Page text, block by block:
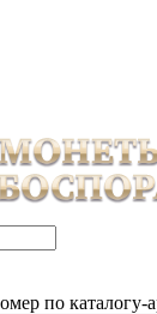
по каталогу-